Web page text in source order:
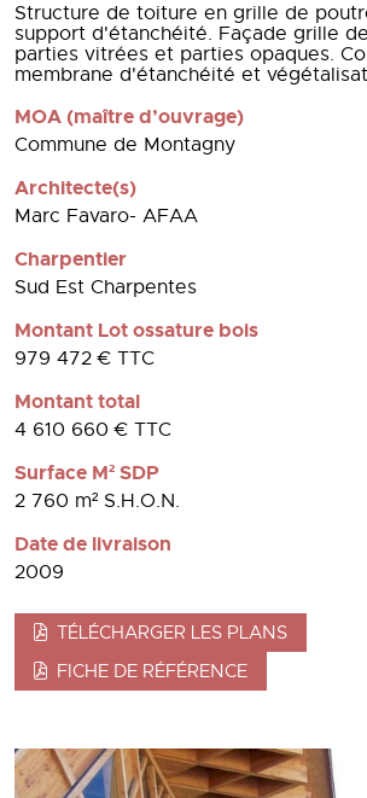
Structure de toiture en grille de
support d'étanchéité. Façade grille
parties vitrées et parties opaques.
membrane d'étanchéité et
MOA (maître d’ouvrage)
Commune de Montagny
Architecte(s)
Marc Favaro- AFAA
Charpentier
Sud Est Charpentes
Montant Lot ossature bois
979 472 € TTC
Montant total
4 610 660 € TTC
Surface M² SDP
2 760 m² S.H.O.N.
Date de livraison
2009
TÉLÉCHARGER LES PLANS
FICHE DE RÉFÉRENCE